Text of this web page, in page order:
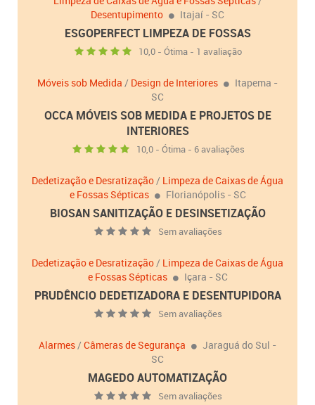
Desentupimento
Itajaí - SC
ESGOPERFECT LIMPEZA DE FOSSAS
10,0 - Ótima - 1 avaliação
Móveis sob Medida / Design de Interiores
Itapema -
SC
OCCA MÓVEIS SOB MEDIDA E PROJETOS DE
INTERIORES
10,0 - Ótima - 6 avaliações
Dedetização e Desratização/ Limpeza de Caixas de Água
e Fossas Sépticas
Florianópolis - SC
BIOSAN SANITIZAÇÃO E DESINSETIZAÇÃO
Sem avaliações
Dedetização e Desratização/ Limpeza de Caixas de Água
e Fossas Sépticas
Içara - SC
PRUDÊNCIO DEDETIZADORA E DESENTUPIDORA
Sem avaliações
Alarmes/Câmeras de Segurança
Jaraguá do Sul -
SC
MAGEDO AUTOMATIZAÇÃO
Sem avaliações